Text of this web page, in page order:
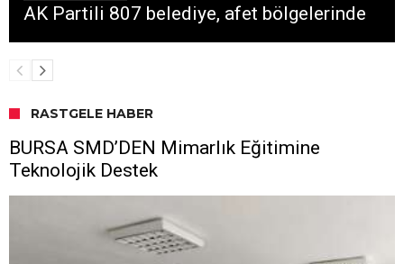
AK Partili 807 belediye, afet bölgelerinde
RASTGELE HABER
BURSA SMD’DEN Mimarlık Eğitimine
Teknolojik Destek